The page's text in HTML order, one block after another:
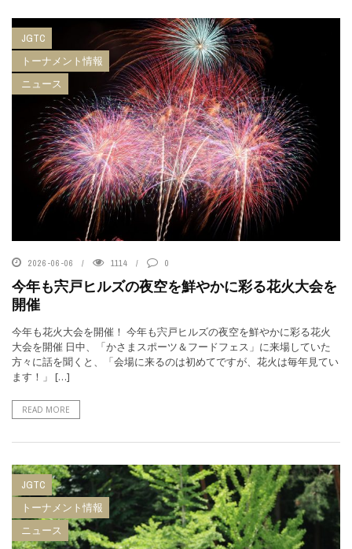
JGTC
トーナメント情報
ニュース
2026-06-06 1114 0
今年も宍戸ヒルズの夜空を鮮やかに彩る花火大会を
開催
今年も花火大会を開催！ 今年も宍戸ヒルズの夜空を鮮やかに彩る花火
大会を開催 日中、「かさまスポーツ＆フードフェス」に来場していた
方々に話を聞くと、「会場に来るのは初めてですが、花火は毎年見てい
ます！」 […]
READ MORE
JGTC
トーナメント情報
ニュース